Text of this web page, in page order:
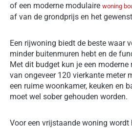
of een moderne modulaire woning
af van de grondprijs en het
Een rijwoning biedt de beste waar
minder buitenmuren hebt en de
Met dit budget kun je een moderne
van ongeveer 120 vierkante meter
een ruime woonkamer, keuken en
moet wel sober gehouden worden.
Voor een vrijstaande woning wordt